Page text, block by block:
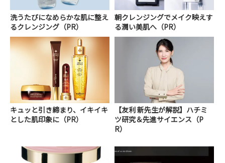
洗うたびになめらかな肌に整え
るクレンジング（PR）
朝クレンジングでメイク映えす
る潤い美肌へ（PR）
キュッと引き締まり、イキイキ
とした肌印象に（PR）
【友利 新先生が解説】ハチミ
ツ研究＆先進サイエンス（P
R）